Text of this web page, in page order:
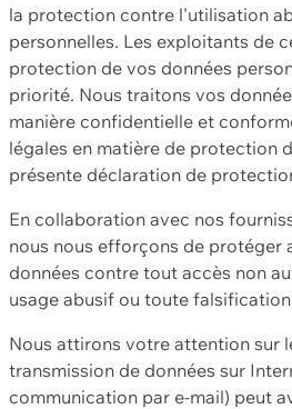
la protection contre l'utilisation
personnelles. Les exploitants de
protection de vos données
priorité. Nous traitons vos
manière confidentielle et
légales en matière de protection
présente déclaration de
En collaboration avec nos
nous nous efforçons de protéger
données contre tout accès non
usage abusif ou toute
Nous attirons votre attention sur
transmission de données sur
communication par e-mail) peut